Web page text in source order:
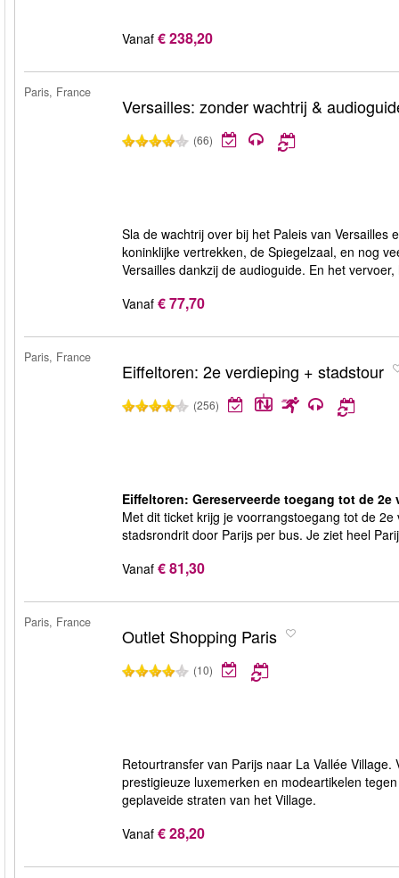
Vanaf € 238,20
Paris, France
Versailles: zonder wachtrij &
(66)
Sla de wachtrij over bij het Paleis van Versailles
koninklijke vertrekken, de Spiegelzaal, en nog
Versailles dankzij de audioguide. En het
Vanaf € 77,70
Paris, France
Eiffeltoren: 2e verdieping + stadstour
(256)
Eiffeltoren: Gereserveerde toegang tot de
Met dit ticket krijg je voorrangstoegang tot de
stadsrondrit door Parijs per bus. Je ziet heel
Vanaf € 81,30
Paris, France
Outlet Shopping Paris
(10)
Retourtransfer van Parijs naar La Vallée
prestigieuze luxemerken en modeartikelen
geplaveide straten van het Village.
Vanaf € 28,20